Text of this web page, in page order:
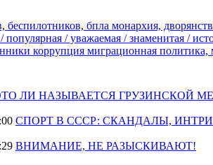
беспилотников, бпла монархия,
популярная / уважаемая / знаменитая /
коррупция миграционная
ЛИ НАЗЫВАЕТСЯ ГРУЗИНСКОЙ
СПОРТ В СССР: СКАНДАЛЫ,
ВНИМАНИЕ, НЕ РАЗЫСКИВАЮТ!